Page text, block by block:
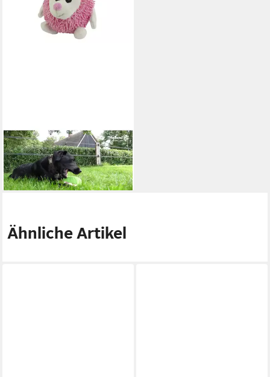
Quietscher
13,12 €
lieferbar - in 8-10 Werktagen bei
dir
Ähnliche Artikel